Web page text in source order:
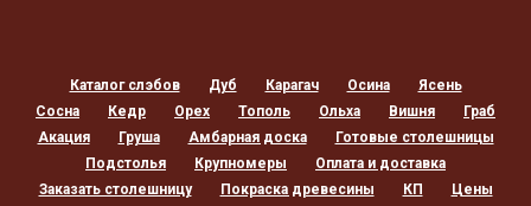
Каталог слэбов Дуб Карагач Осина
Ясень
Сосна
Кедр Орех Тополь Ольха Вишня
Граб
Акация
Груша Амбарная доска
Готовые столешницы
Подстолья
Крупномеры
Оплата и доставка
Заказать столешницу
Покраска древесины КП
Цены